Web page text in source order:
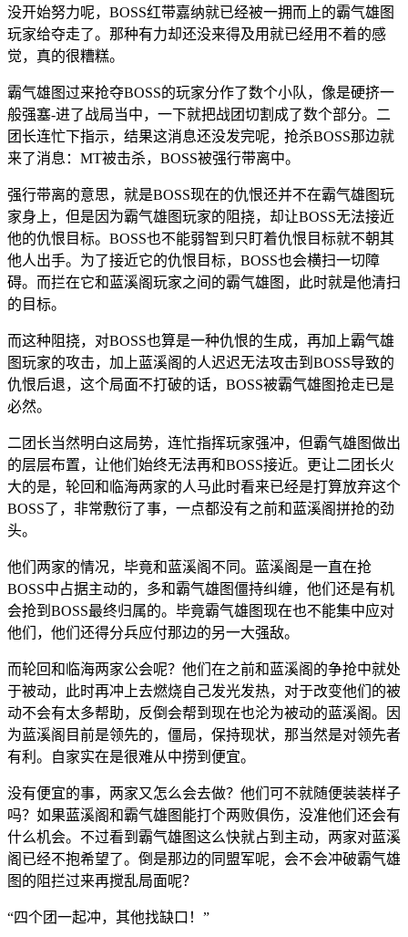
没开始努力呢，BOSS红带嘉纳就已经被一拥而上的霸气雄图
玩家给夺走了。那种有力却还没来得及用就已经用不着的感
觉，真的很糟糕。
霸气雄图过来抢夺BOSS的玩家分作了数个小队，像是硬挤一
般强塞-进了战局当中，一下就把战团切割成了数个部分。二
团长连忙下指示，结果这消息还没发完呢，抢杀BOSS那边就
来了消息：MT被击杀，BOSS被强行带离中。
强行带离的意思，就是BOSS现在的仇恨还并不在霸气雄图玩
家身上，但是因为霸气雄图玩家的阻挠，却让BOSS无法接近
他的仇恨目标。BOSS也不能弱智到只盯着仇恨目标就不朝其
他人出手。为了接近它的仇恨目标，BOSS也会横扫一切障
碍。而拦在它和蓝溪阁玩家之间的霸气雄图，此时就是他清扫
的目标。
而这种阻挠，对BOSS也算是一种仇恨的生成，再加上霸气雄
图玩家的攻击，加上蓝溪阁的人迟迟无法攻击到BOSS导致的
仇恨后退，这个局面不打破的话，BOSS被霸气雄图抢走已是
必然。
二团长当然明白这局势，连忙指挥玩家强冲，但霸气雄图做出
的层层布置，让他们始终无法再和BOSS接近。更让二团长火
大的是，轮回和临海两家的人马此时看来已经是打算放弃这个
BOSS了，非常敷衍了事，一点都没有之前和蓝溪阁拼抢的劲
头。
他们两家的情况，毕竟和蓝溪阁不同。蓝溪阁是一直在抢
BOSS中占据主动的，多和霸气雄图僵持纠缠，他们还是有机
会抢到BOSS最终归属的。毕竟霸气雄图现在也不能集中应对
他们，他们还得分兵应付那边的另一大强敌。
而轮回和临海两家公会呢？他们在之前和蓝溪阁的争抢中就处
于被动，此时再冲上去燃烧自己发光发热，对于改变他们的被
动不会有太多帮助，反倒会帮到现在也沦为被动的蓝溪阁。因
为蓝溪阁目前是领先的，僵局，保持现状，那当然是对领先者
有利。自家实在是很难从中捞到便宜。
没有便宜的事，两家又怎么会去做？他们可不就随便装装样子
吗？如果蓝溪阁和霸气雄图能打个两败俱伤，没准他们还会有
什么机会。不过看到霸气雄图这么快就占到主动，两家对蓝溪
阁已经不抱希望了。倒是那边的同盟军呢，会不会冲破霸气雄
图的阻拦过来再搅乱局面呢？
“四个团一起冲，其他找缺口！”